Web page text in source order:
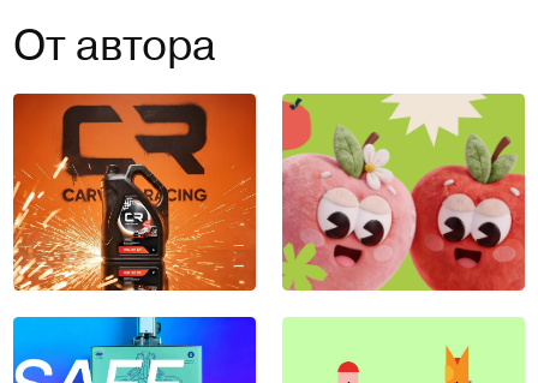
От автора